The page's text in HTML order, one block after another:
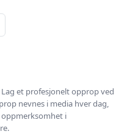
et profesjonelt opprop ved
nevnes i media hver dag,
oppmerksomhet i